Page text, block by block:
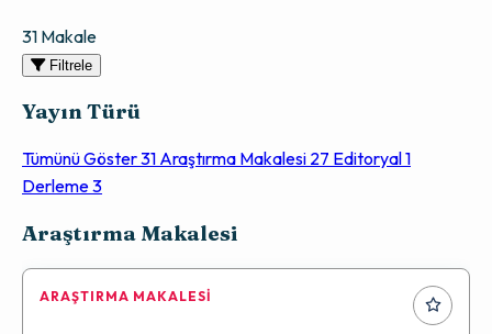
31 Makale
Filtrele
Yayın Türü
Tümünü Göster31 Araştırma Makalesi 27 Editoryal1
Derleme3
Makaleler
Araştırma Makalesi
ARAŞTIRMA MAKALESI